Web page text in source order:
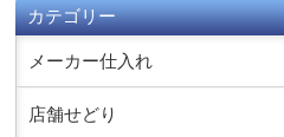
カテゴリー
メーカー仕入れ
店舗せどり